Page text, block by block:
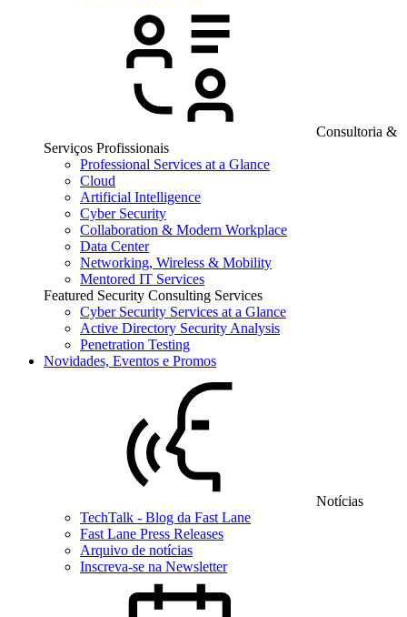
Consultoria &
Serviços Profissionais
Professional Services at a Glance
Cloud
Artificial Intelligence
Cyber Security
Collaboration & Modern Workplace
Data Center
Networking, Wireless & Mobility
Mentored IT Services
Featured Security Consulting Services
Cyber Security Services at a Glance
Active Directory Security Analysis
Penetration Testing
Novidades, Eventos e Promos
Notícias
TechTalk - Blog da Fast Lane
Fast Lane Press Releases
Arquivo de notícias
Inscreva-se na Newsletter